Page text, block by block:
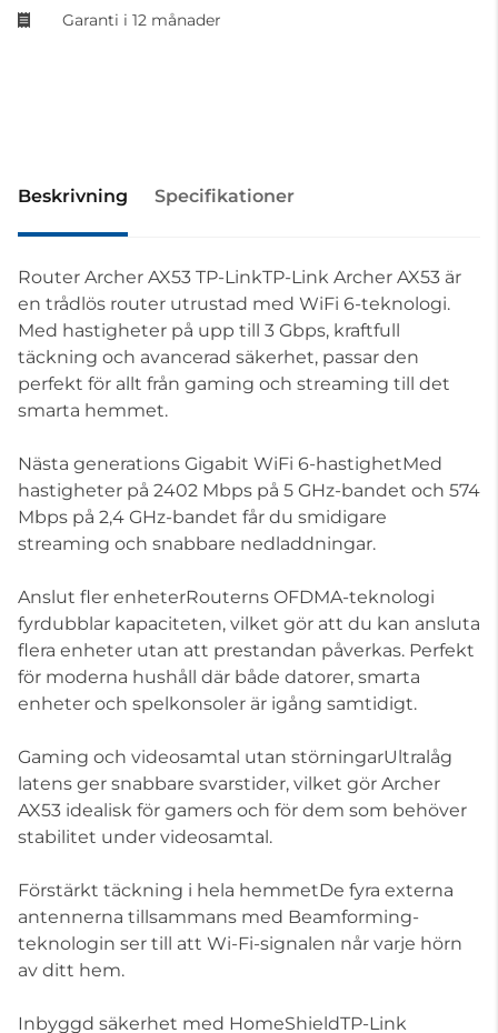
Garanti i 12 månader
Beskrivning Specifikationer
Router Archer AX53 TP-LinkTP-Link Archer AX53 är
en trådlös router utrustad med WiFi 6-teknologi.
Med hastigheter på upp till 3 Gbps, kraftfull
täckning och avancerad säkerhet, passar den
perfekt för allt från gaming och streaming till det
smarta hemmet.
Nästa generations Gigabit WiFi 6-hastighetMed
hastigheter på 2402 Mbps på 5 GHz-bandet och 574
Mbps på 2,4 GHz-bandet får du smidigare
streaming och snabbare nedladdningar.
Anslut fler enheterRouterns OFDMA-teknologi
fyrdubblar kapaciteten, vilket gör att du kan ansluta
flera enheter utan att prestandan påverkas. Perfekt
för moderna hushåll där både datorer, smarta
enheter och spelkonsoler är igång samtidigt.
Gaming och videosamtal utan störningarUltralåg
latens ger snabbare svarstider, vilket gör Archer
AX53 idealisk för gamers och för dem som behöver
stabilitet under videosamtal.
Förstärkt täckning i hela hemmetDe fyra externa
antennerna tillsammans med Beamforming-
teknologin ser till att Wi-Fi-signalen når varje hörn
av ditt hem.
Inbyggd säkerhet med HomeShieldTP-Link